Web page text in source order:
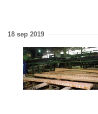
18 sep 2019